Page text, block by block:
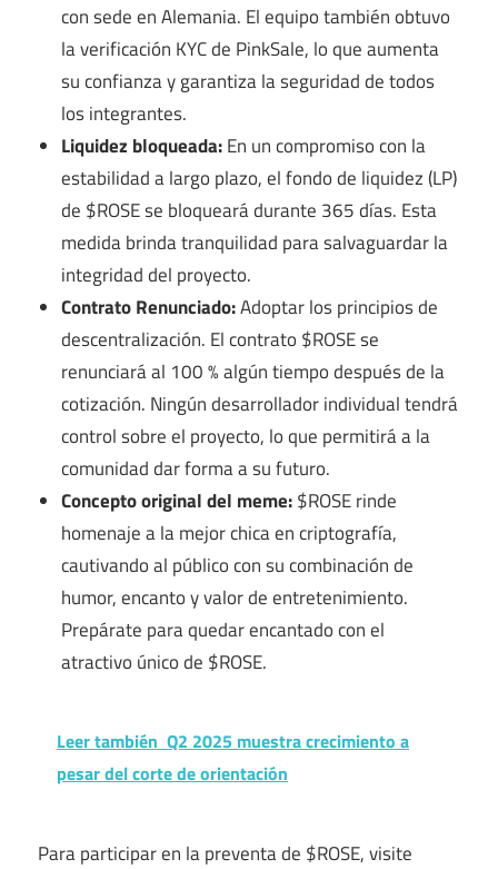
con sede en Alemania. El equipo también obtuvo
la verificación KYC de PinkSale, lo que aumenta
su confianza y garantiza la seguridad de todos
los integrantes.
Liquidez bloqueada:En un compromiso con la
estabilidad a largo plazo, el fondo de liquidez (LP)
de $ROSE se bloqueará durante 365 días. Esta
medida brinda tranquilidad para salvaguardar la
integridad del proyecto.
Contrato Renunciado:Adoptar los principios de
descentralización. El contrato $ROSE se
renunciará al 100 % algún tiempo después de la
cotización. Ningún desarrollador individual tendrá
control sobre el proyecto, lo que permitirá a la
comunidad dar forma a su futuro.
Concepto original del meme:$ROSE rinde
homenaje a la mejor chica en criptografía,
cautivando al público con su combinación de
humor, encanto y valor de entretenimiento.
Prepárate para quedar encantado con el
atractivo único de $ROSE.
Leer también Q2 2025 muestra crecimiento a
pesar del corte de orientación
Para participar en la preventa de $ROSE, visite